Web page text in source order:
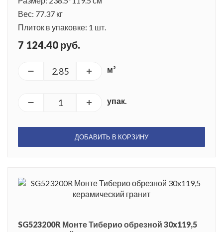
Вес: 77.37 кг
Плиток в упаковке: 1 шт.
7 124.40 руб.
м²
упак.
ДОБАВИТЬ В КОРЗИНУ
SG523200R Монте Тиберио обрезной 30x119,5